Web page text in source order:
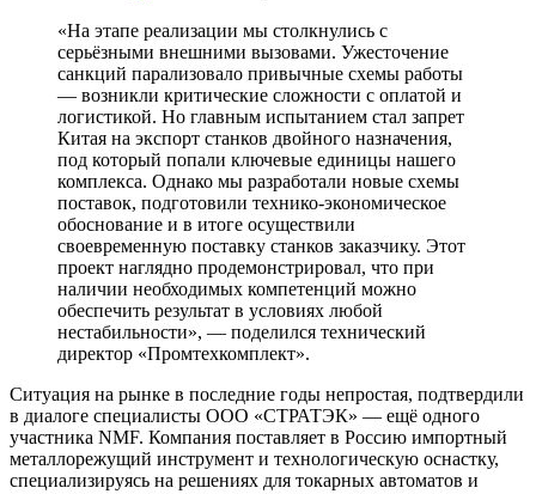
«На этапе реализации мы столкнулись с
серьёзными внешними вызовами. Ужесточение
санкций парализовало привычные схемы работы
— возникли критические сложности с оплатой и
логистикой. Но главным испытанием стал запрет
Китая на экспорт станков двойного назначения,
под который попали ключевые единицы нашего
комплекса. Однако мы разработали новые схемы
поставок, подготовили технико-экономическое
обоснование и в итоге осуществили
своевременную поставку станков заказчику. Этот
проект наглядно продемонстрировал, что при
наличии необходимых компетенций можно
обеспечить результат в условиях любой
нестабильности», — поделился технический
директор «Промтехкомплект».
Ситуация на рынке в последние годы непростая, подтвердили
в диалоге специалисты ООО «СТРАТЭК» — ещё одного
участника NMF. Компания поставляет в Россию импортный
металлорежущий инструмент и технологическую оснастку,
специализируясь на решениях для токарных автоматов и